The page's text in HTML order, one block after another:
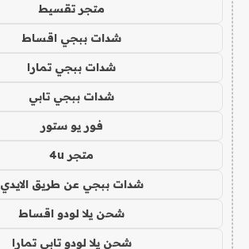
متجر تقسيط
شدات ببجي اقساط
شدات ببجي تمارا
شدات ببجي تابي
فور يو ستور
متجر 4u
شدات ببجي عن طريق الايدي
شحن يلا لودو اقساط
شحن يلا لودو تابي تمارا